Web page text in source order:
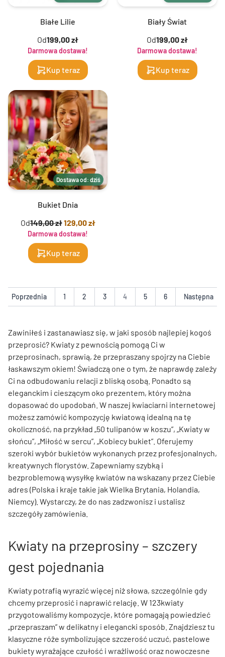
Białe Lilie
Od199,00 zł
Darmowa dostawa!
Kup teraz
Biały Świat
Od199,00 zł
Darmowa dostawa!
Kup teraz
Dostawa od: dziś
Bukiet Dnia
Od149,00 zł129,00 zł
Darmowa dostawa!
Kup teraz
Poprzednia 1 2 3 4 5 6 Następna
Zawiniłeś i zastanawiasz się, w jaki sposób najlepiej kogoś
przeprosić? Kwiaty z pewnością pomogą Ci w
przeprosinach, sprawią, że przepraszany spojrzy na Ciebie
łaskawszym okiem! Świadczą one o tym, że naprawdę zależy
Ci na odbudowaniu relacji z bliską osobą. Ponadto są
eleganckim i cieszącym oko prezentem, który można
dopasować do upodobań. W naszej kwiaciarni internetowej
możesz zamówić kompozycję kwiatową idealną na tę
okoliczność, na przykład „50 tulipanów w koszu”, „Kwiaty w
słońcu”, „Miłość w sercu”, „Kobiecy bukiet”. Oferujemy
szeroki wybór bukietów wykonanych przez profesjonalnych,
kreatywnych florystów. Zapewniamy szybką i
bezproblemową wysyłkę kwiatów na wskazany przez Ciebie
adres (Polska i kraje takie jak Wielka Brytania, Holandia,
Niemcy). Wystarczy, że do nas zadzwonisz i ustalisz
szczegóły zamówienia.
Kwiaty na przeprosiny – szczery
gest pojednania
Kwiaty potrafią wyrazić więcej niż słowa, szczególnie gdy
chcemy przeprosić i naprawić relację. W 123kwiaty
przygotowaliśmy kompozycje, które pomagają powiedzieć
„przepraszam” w delikatny i elegancki sposób. Znajdziesz tu
klasyczne róże symbolizujące szczerość uczuć, pastelowe
bukiety wyrażające czułość i wrażliwość oraz nowoczesne